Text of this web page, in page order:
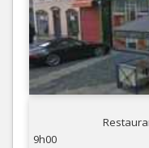
9h00